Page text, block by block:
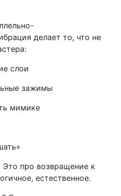
делает то, что не
слои
зажимы
мимике
про возвращение к
естественное.